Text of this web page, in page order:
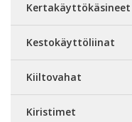
Kertakäyttökäsineet
Kestokäyttöliinat
Kiiltovahat
Kiristimet